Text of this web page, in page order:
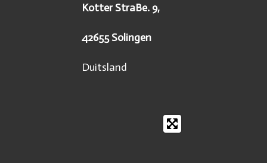
Kotter StraBe. 9,
42655 Solingen
Duitsland